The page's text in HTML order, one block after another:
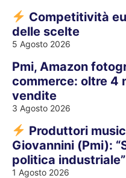
Competitività
delle scelte
5 Agosto 2026
Pmi, Amazon
commerce: oltre 4
vendite
3 Agosto 2026
Produttori
Giovannini (Pmi):
politica industriale”
1 Agosto 2026